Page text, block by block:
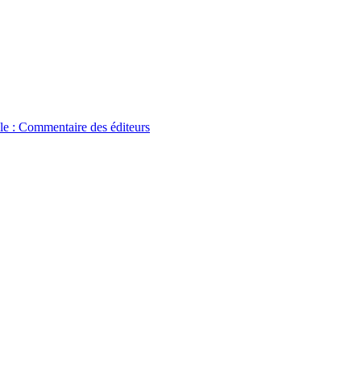
: Commentaire des éditeurs